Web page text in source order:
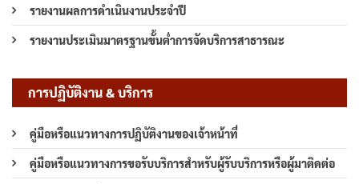
รายงานผลการดำเนินงานประจำปี
รายงานประเมินมาตรฐานขั้นต่ำการจัดบริการสาธารณะ
การปฏิบัติงาน & บริการ
คู่มือหรือแนวทางการปฏิบัติงานของเจ้าหน้าที่
คู่มือหรือแนวทางการขอรับบริการสำหรับผู้รับบริการหรือผู้มาติดต่อ